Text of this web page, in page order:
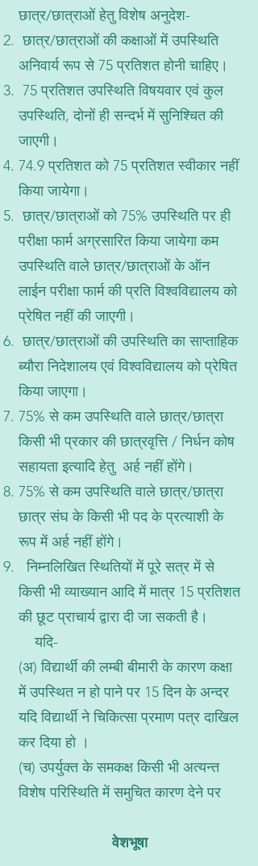
छात्र/छात्राओं हेतु विशेष अनुदेश-
छात्र/छात्राओं की कक्षाओं में उपस्थिति
अनिवार्य रूप से 75 प्रतिशत होनी चाहिए।
75 प्रतिशत उपस्थिति विषयवार एवं कुल
उपस्थिति, दोनों ही सन्दर्भ में सुनिश्चित की
जाएगी।
74.9 प्रतिशत को 75 प्रतिशत स्वीकार नहीं
किया जायेगा।
छात्र/छात्राओं को 75% उपस्थिति पर ही
परीक्षा फार्म अग्रसारित किया जायेगा कम
उपस्थिति वाले छात्र/छात्राओं के ऑन
लाईन परीक्षा फार्म की प्रति विश्वविद्यालय को
प्रेषित नहीं की जाएगी।
छात्र/छात्राओं की उपस्थिति का साप्ताहिक
ब्यौरा निदेशालय एवं विश्वविद्यालय को प्रेषित
किया जाएगा।
75% से कम उपस्थिति वाले छात्र/छात्रा
किसी भी प्रकार की छात्रवृत्ति / निर्धन कोष
सहायता इत्यादि हेतु अर्ह नहीं होंगे।
75% से कम उपस्थिति वाले छात्र/छात्रा
छात्र संघ के किसी भी पद के प्रत्याशी के
रूप में अर्ह नहीं होंगे।
निम्नलिखित स्थितियों में पूरे सत्र में से
किसी भी व्याख्यान आदि में मात्र 15 प्रतिशत
की छूट प्राचार्य द्वारा दी जा सकती है।
यदि-
(अ) विद्यार्थी की लम्बी बीमारी के कारण कक्षा
में उपस्थित न हो पाने पर 15 दिन के अन्दर
यदि विद्यार्थी ने चिकित्सा प्रमाण पत्र दाखिल
कर दिया हो ।
(च) उपर्युक्त के समकक्ष किसी भी अत्यन्त
विशेष परिस्थिति में समुचित कारण देने पर
वेशभूषा